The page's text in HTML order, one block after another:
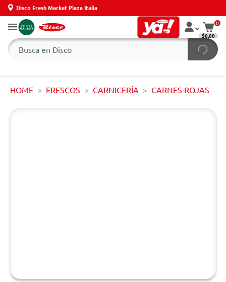
Disco Fresh Market Plaza Italia
0
$0,00
HOME FRESCOS CARNICERÍA CARNES ROJAS